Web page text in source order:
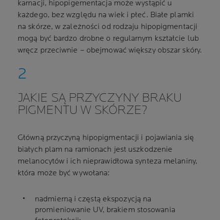
karnacji, hipopigementacja może wystąpić u
każdego, bez względu na wiek i płeć. Białe plamki
na skórze, w zależności od rodzaju hipopigmentacji
mogą być bardzo drobne o regularnym kształcie lub
wręcz przeciwnie – obejmować większy obszar skóry.
JAKIE SĄ PRZYCZYNY BRAKU
PIGMENTU W SKÓRZE?
Główną przyczyną hipopigmentacji i pojawiania się
białych plam na ramionach jest uszkodzenie
melanocytów i ich nieprawidłowa synteza melaniny,
która może być wywołana:
nadmierną i częstą ekspozycją na
promieniowanie UV, brakiem stosowania